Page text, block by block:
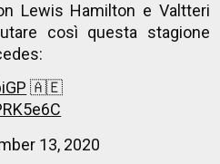
Lewis Hamilton e Valtteri
così questa stagione
🇦🇪
13, 2020